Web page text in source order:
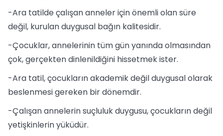
-Ara tatilde çalışan anneler için önemli olan süre
değil, kurulan duygusal bağın kalitesidir.
-Çocuklar, annelerinin tüm gün yanında olmasından
çok, gerçekten dinlenildiğini hissetmek ister.
-Ara tatil, çocukların akademik değil duygusal olarak
beslenmesi gereken bir dönemdir.
-Çalışan annelerin suçluluk duygusu, çocukların değil
yetişkinlerin yüküdür.